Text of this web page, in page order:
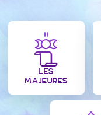
LES
MAJEURES